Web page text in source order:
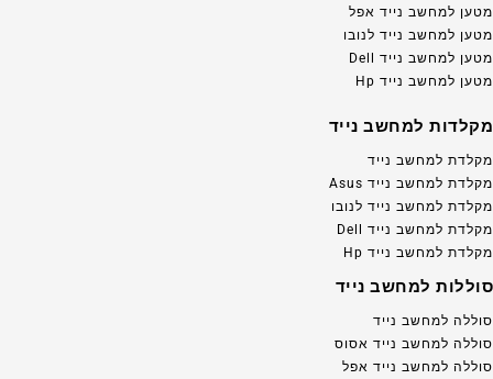
מטען למחשב נייד אפל
מטען למחשב נייד לנובו
מטען למחשב נייד Dell
מטען למחשב נייד Hp
מקלדות למחשב נייד
מקלדת למחשב נייד
מקלדת למחשב נייד Asus
מקלדת למחשב נייד לנובו
מקלדת למחשב נייד Dell
מקלדת למחשב נייד Hp
סוללות למחשב נייד
סוללה למחשב נייד
סוללה למחשב נייד אסוס
סוללה למחשב נייד אפל